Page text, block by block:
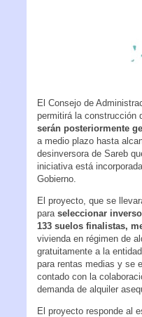
El Consejo de
permitirá la construcción
serán posteriormente
a medio plazo hasta
desinversora de Sareb
iniciativa está
Gobierno.
El proyecto, que se
para seleccionar
133 suelos finalistas,
vivienda en régimen de
gratuitamente a la
para rentas medias y se
contado con la
demanda de alquiler
El proyecto responde al